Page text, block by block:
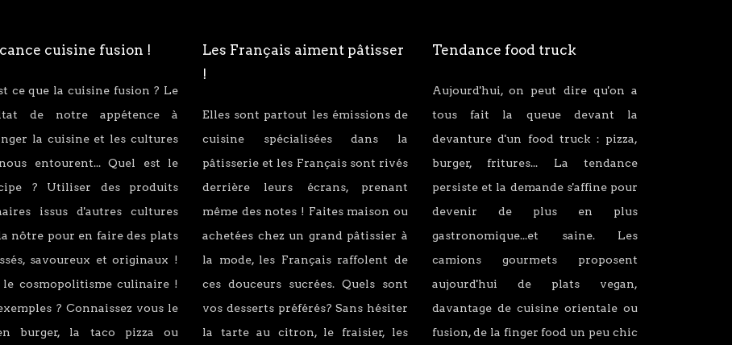
cuisine fusion !
ce que la cuisine fusion ? Le
de notre appétence à
la cuisine et les cultures
entourent... Quel est le
? Utiliser des produits
issus d'autres cultures
nôtre pour en faire des plats
savoureux et originaux !
le cosmopolitisme culinaire !
? Connaissez vous le
burger, la taco pizza ou
Les Français aiment pâtisser
!
Elles sont partout les émissions de
cuisine spécialisées dans la
pâtisserie et les Français sont rivés
derrière leurs écrans, prenant
même des notes ! Faites maison ou
achetées chez un grand pâtissier à
la mode, les Français raffolent de
ces douceurs sucrées. Quels sont
vos desserts préférés? Sans hésiter
la tarte au citron, le fraisier, les
Tendance food truck
Aujourd'hui, on peut dire qu'on a
tous fait la queue devant la
devanture d'un food truck : pizza,
burger, fritures... La tendance
persiste et la demande s'affine pour
devenir de plus en plus
gastronomique...et saine. Les
camions gourmets proposent
aujourd'hui de plats vegan,
davantage de cuisine orientale ou
fusion, de la finger food un peu chic